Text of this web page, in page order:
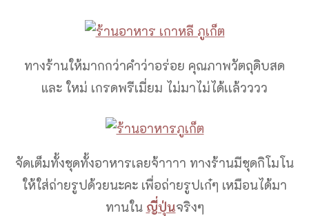
ทางร้านให้มากกว่าคำว่าอร่อย คุณภาพวัตถุดิบสด
และ ใหม่ เกรดพรีเมี่ยม ไม่มาไม่ได้เเล้วววว
จัดเต็มทั้งชุดทั้งอาหารเลยจ้าาาา ทางร้านมีชุดกิโมโน
ให้ใส่ถ่ายรูปด้วยนะคะ เพื่อถ่ายรูปเก๋ๆ เหมือนได้มา
ทานใน ญี่ปุ่นจริงๆ